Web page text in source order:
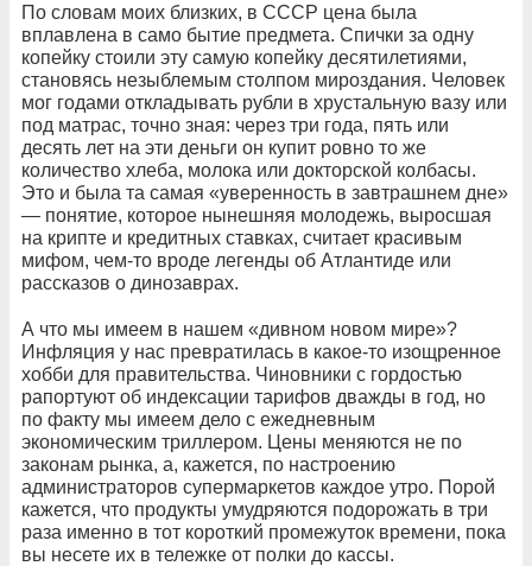
По словам моих близких, в СССР цена была
вплавлена в само бытие предмета. Спички за одну
копейку стоили эту самую копейку десятилетиями,
становясь незыблемым столпом мироздания. Человек
мог годами откладывать рубли в хрустальную вазу или
под матрас, точно зная: через три года, пять или
десять лет на эти деньги он купит ровно то же
количество хлеба, молока или докторской колбасы.
Это и была та самая «уверенность в завтрашнем дне»
— понятие, которое нынешняя молодежь, выросшая
на крипте и кредитных ставках, считает красивым
мифом, чем-то вроде легенды об Атлантиде или
рассказов о динозаврах.
А что мы имеем в нашем «дивном новом мире»?
Инфляция у нас превратилась в какое-то изощренное
хобби для правительства. Чиновники с гордостью
рапортуют об индексации тарифов дважды в год, но
по факту мы имеем дело с ежедневным
экономическим триллером. Цены меняются не по
законам рынка, а, кажется, по настроению
администраторов супермаркетов каждое утро. Порой
кажется, что продукты умудряются подорожать в три
раза именно в тот короткий промежуток времени, пока
вы несете их в тележке от полки до кассы.